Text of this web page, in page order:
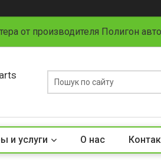
от производителя Полигон
и услуги О нас